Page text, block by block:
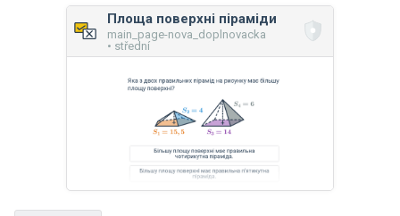
Площа поверхні піраміди
main_page-nova_doplnovacka
• střední